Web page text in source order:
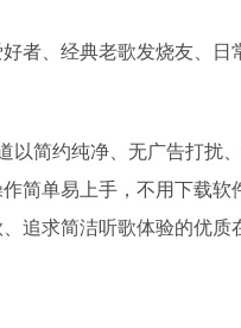
者、经典老歌发烧友、日
以简约纯净、无广告打扰
简单易上手，不用下载软
追求简洁听歌体验的优质